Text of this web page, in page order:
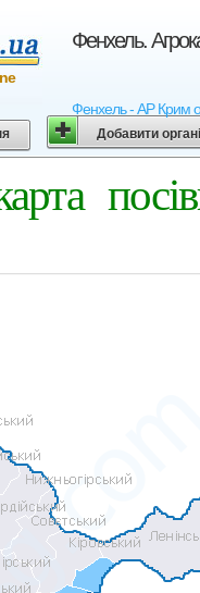
Фенхель.
Фенхель - АР Крим
Добавити